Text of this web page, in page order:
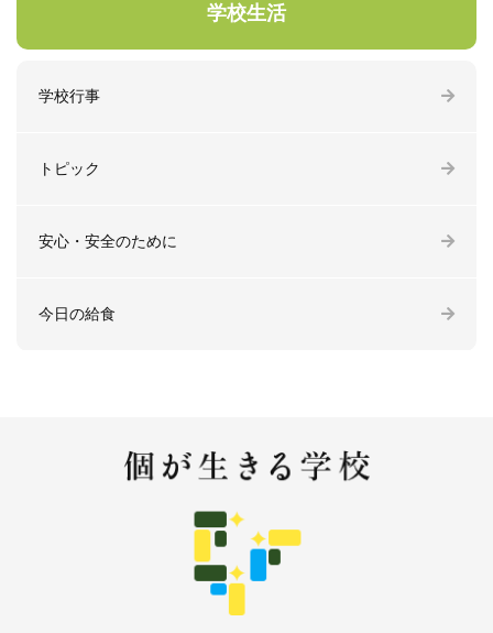
学校生活
学校行事
トピック
安心・安全のために
今日の給食